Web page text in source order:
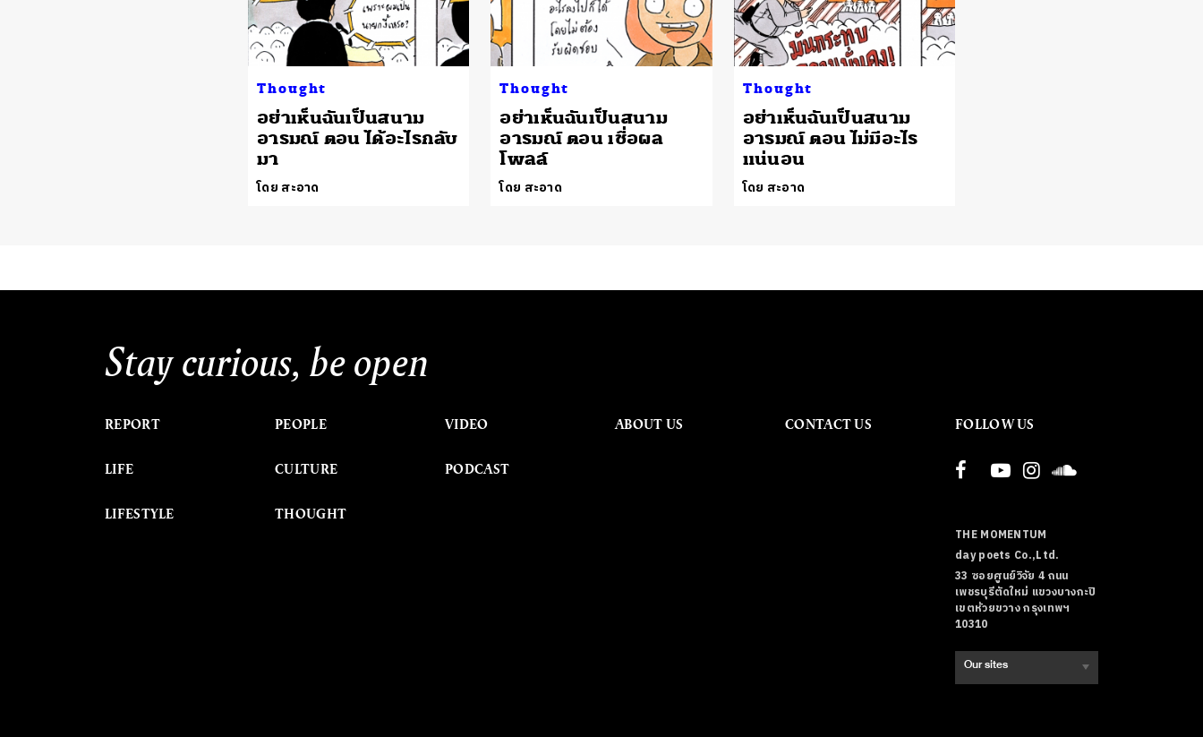
Thought
อย่าเห็นฉันเป็นสนาม
อารมณ์ ตอน ได้อะไรกลับ
มา
โดย สะอาด
Thought
อย่าเห็นฉันเป็นสนาม
อารมณ์ ตอน เชื่อผล
โพลล์
โดย สะอาด
Thought
อย่าเห็นฉันเป็นสนาม
อารมณ์ ตอน ไม่มีอะไร
แน่นอน
โดย สะอาด
Stay curious, be open
REPORT
LIFE
LIFESTYLE
PEOPLE
CULTURE
THOUGHT
VIDEO
PODCAST
ABOUT US CONTACT US FOLLOW US
THE MOMENTUM
day poets Co.,Ltd.
33 ซอยศูนย์วิจัย 4 ถนน
เพชรบุรีตัดใหม่ แขวงบางกะปิ
เขตห้วยขวาง กรุงเทพฯ
10310